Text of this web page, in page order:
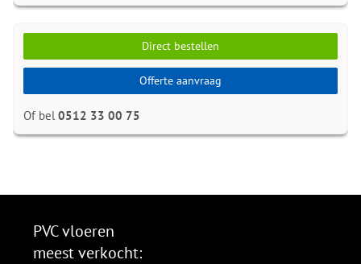
Direct bestellen
Offerte aanvraag
Of bel 0512 33 00 75
PVC vloeren
meest verkocht: